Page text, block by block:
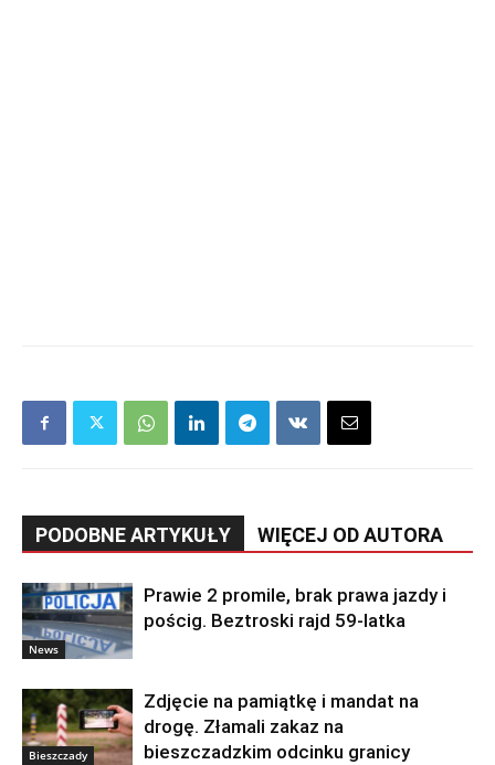
PODOBNE ARTYKUŁY WIĘCEJ OD AUTORA
News
Prawie 2 promile, brak prawa jazdy i
pościg. Beztroski rajd 59-latka
Bieszczady
Zdjęcie na pamiątkę i mandat na
drogę. Złamali zakaz na
bieszczadzkim odcinku granicy